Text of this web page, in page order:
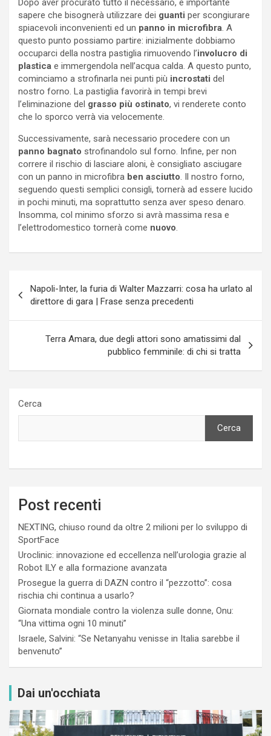
Dopo aver procurato tutto il necessario, è importante
sapere che bisognerà utilizzare dei guanti per scongiurare
spiacevoli inconvenienti ed un panno in microfibra. A
questo punto possiamo partire: inizialmente dobbiamo
occuparci della nostra pastiglia rimuovendo l’involucro di
plastica e immergendola nell’acqua calda. A questo punto,
cominciamo a strofinarla nei punti più incrostati del
nostro forno. La pastiglia favorirà in tempi brevi
l’eliminazione del grasso più ostinato, vi renderete conto
che lo sporco verrà via velocemente.
Successivamente, sarà necessario procedere con un
panno bagnato strofinandolo sul forno. Infine, per non
correre il rischio di lasciare aloni, è consigliato asciugare
con un panno in microfibra ben asciutto. Il nostro forno,
seguendo questi semplici consigli, tornerà ad essere lucido
in pochi minuti, ma soprattutto senza aver speso denaro.
Insomma, col minimo sforzo si avrà massima resa e
l’elettrodomestico tornerà come nuovo.
articoli
Napoli-Inter, la furia di Walter Mazzarri: cosa ha urlato al
direttore di gara | Frase senza precedenti
Terra Amara, due degli attori sono amatissimi dal
pubblico femminile: di chi si tratta
Cerca
Cerca
Post recenti
NEXTING, chiuso round da oltre 2 milioni per lo sviluppo di
SportFace
Uroclinic: innovazione ed eccellenza nell’urologia grazie al
Robot ILY e alla formazione avanzata
Prosegue la guerra di DAZN contro il “pezzotto”: cosa
rischia chi continua a usarlo?
Giornata mondiale contro la violenza sulle donne, Onu:
“Una vittima ogni 10 minuti”
Israele, Salvini: “Se Netanyahu venisse in Italia sarebbe il
benvenuto”
Dai un'occhiata